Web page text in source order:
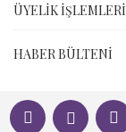
ÜYELIK İŞLEMLERI
HABER BÜLTENI